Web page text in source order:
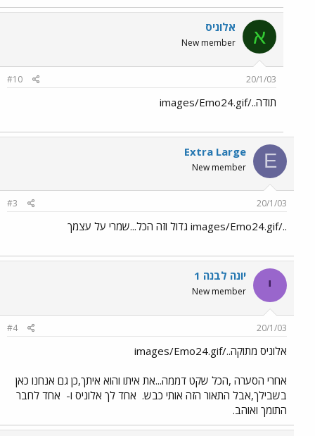
א אלוניס
New member
20/1/03
#10
תודה../images/Emo24.gif
E
Extra Large
New member
20/1/03
#3
../images/Emo24.gif גדול וזה הכל...שמרי על עצמך
י יונה לבנה 1
New member
20/1/03
#4
אלוניס מתוקה../images/Emo24.gif
אחרי הסערה ,הכל שקט דממה...את איתו והוא איתך,כן גם אנחנו כאן
בשבילך,אבל התאור הזה אותי כבש. אחד לך אלוניס ו- אחד לחבר
התומך ואוהב.